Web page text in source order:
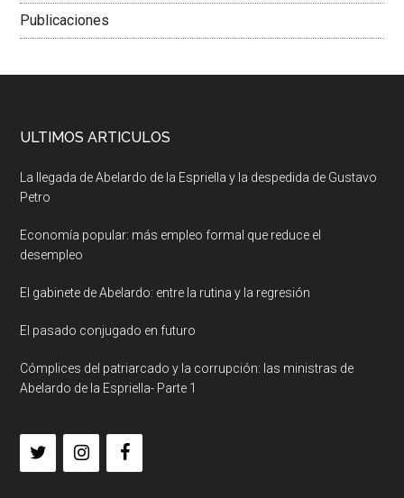
Publicaciones
ULTIMOS ARTICULOS
La llegada de Abelardo de la Espriella y la despedida de Gustavo
Petro
Economía popular: más empleo formal que reduce el
desempleo
El gabinete de Abelardo: entre la rutina y la regresión
El pasado conjugado en futuro
Cómplices del patriarcado y la corrupción: las ministras de
Abelardo de la Espriella- Parte 1